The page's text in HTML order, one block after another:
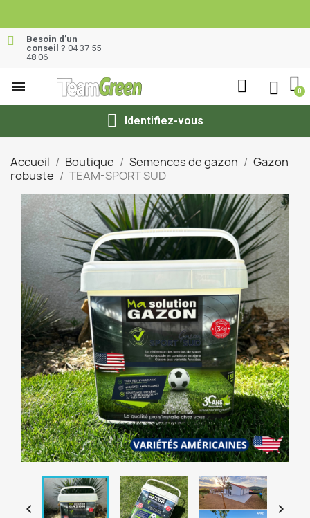
Besoin d’un
conseil ? 04 37 55
48 06
Identifiez-vous
Accueil Boutique Semences de gazon
Gazon
robuste
TEAM-SPORT SUD
 